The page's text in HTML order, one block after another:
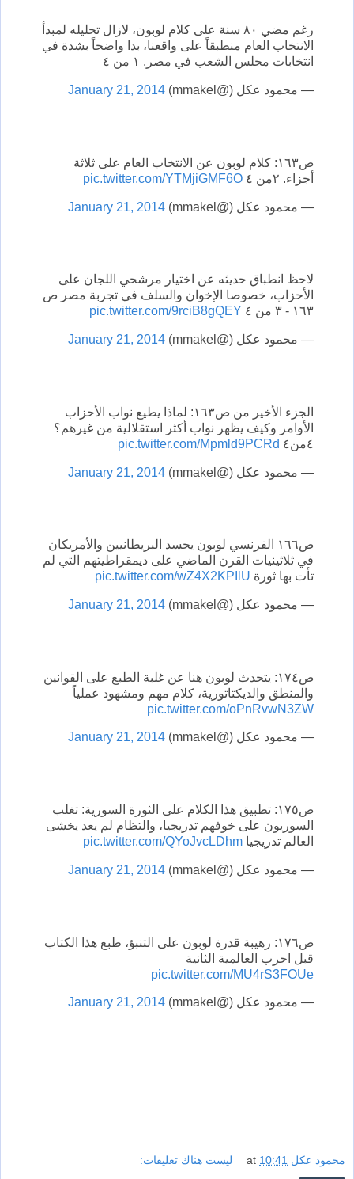
رغم مضي ٨٠ سنة على كلام لوبون، لازال تحليله لمبدأ
الانتخاب العام منطبقاً على واقعنا، بدا واضحاً بشدة في
انتخابات مجلس الشعب في مصر. ١ من ٤
— محمود عكل (@mmakel) January 21, 2014
ص١٦٣: كلام لوبون عن الانتخاب العام على ثلاثة
أجزاء. ٢من ٤
pic.twitter.com/YTMjiGMF6O
— محمود عكل (@mmakel) January 21, 2014
لاحظ انطباق حديثه عن اختيار مرشحي اللجان على
الأحزاب، خصوصا الإخوان والسلف في تجربة مصر ص
١٦٣ - ٣ من ٤
pic.twitter.com/9rciB8gQEY
— محمود عكل (@mmakel) January 21, 2014
الجزء الأخير من ص١٦٣: لماذا يطيع نواب الأحزاب
الأوامر وكيف يظهر نواب أكثر استقلالية من غيرهم؟
٤من٤
pic.twitter.com/Mpmld9PCRd
— محمود عكل (@mmakel) January 21, 2014
ص١٦٦ الفرنسي لوبون يحسد البريطانيين والأمريكان
في ثلاثينيات القرن الماضي على ديمقراطيتهم التي لم
تأت بها ثورة pic.twitter.com/wZ4X2KPIlU
— محمود عكل (@mmakel) January 21, 2014
ص١٧٤: يتحدث لوبون هنا عن غلبة الطبع على القوانين
والمنطق والديكتاتورية، كلام مهم ومشهود عملياً
pic.twitter.com/oPnRvwN3ZW
— محمود عكل (@mmakel) January 21, 2014
ص١٧٥: تطبيق هذا الكلام على الثورة السورية: تغلب
السوريون على خوفهم تدريجيا، والتظام لم يعد يخشى
العالم تدريجيا pic.twitter.com/QYoJvcLDhm
— محمود عكل (@mmakel) January 21, 2014
ص١٧٦: رهيبة قدرة لوبون على التنبؤ، طبع هذا الكتاب
قبل احرب العالمية الثانية
pic.twitter.com/MU4rS3FOUe
— محمود عكل (@mmakel) January 21, 2014
محمود عكل at 10:41 ليست هناك تعليقات: